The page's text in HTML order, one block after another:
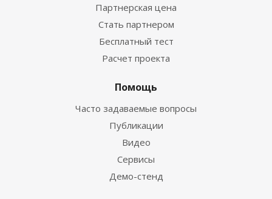
Партнерская цена
Стать партнером
Бесплатный тест
Расчет проекта
Помощь
Часто задаваемые вопросы
Публикации
Видео
Сервисы
Демо-стенд